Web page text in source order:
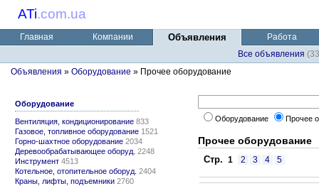
ATi.com.ua
Главная Компании Объявления
Работа
Все объявления
Объявления » Оборудование » Прочее оборудование
Оборудование
Вентиляция, кондиционирование 833
Газовое, топливное оборудование 1521
Горно-шахтное оборудование 2034
Деревообрабатывающее оборуд. 2248
Инструмент 4513
Котельное, отопительное оборуд. 2404
Краны, лифты, подъемники 2760
Оборудование Прочее
Прочее оборудование
Стр. 1 2 3 4 5